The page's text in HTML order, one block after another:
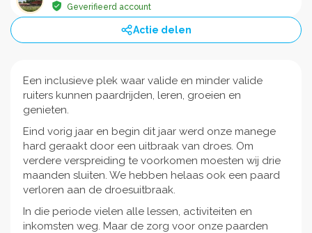
Geverifieerd account
Actie delen
Een inclusieve plek waar valide en minder valide
ruiters kunnen paardrijden, leren, groeien en
genieten.
Eind vorig jaar en begin dit jaar werd onze manege
hard geraakt door een uitbraak van droes. Om
verdere verspreiding te voorkomen moesten wij drie
maanden sluiten. We hebben helaas ook een paard
verloren aan de droesuitbraak.
In die periode vielen alle lessen, activiteiten en
inkomsten weg. Maar de zorg voor onze paarden